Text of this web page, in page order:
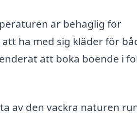
är behaglig för
ha med sig kläder för
att boka boende i
av den vackra naturen